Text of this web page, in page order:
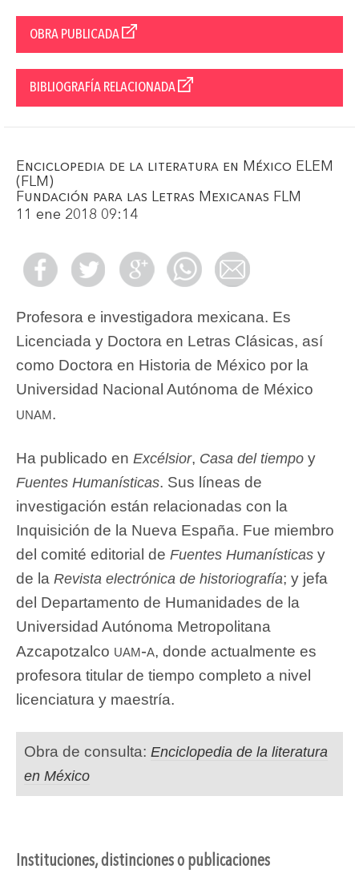
OBRA PUBLICADA
BIBLIOGRAFÍA RELACIONADA
Enciclopedia de la literatura en México ELEM
(FLM)
Fundación para las Letras Mexicanas FLM
11 ene 2018 09:14
Profesora e investigadora mexicana. Es
Licenciada y Doctora en Letras Clásicas, así
como Doctora en Historia de México por la
Universidad Nacional Autónoma de México
unam.
Ha publicado en Excélsior, Casa del tiempo y
Fuentes Humanísticas. Sus líneas de
investigación están relacionadas con la
Inquisición de la Nueva España. Fue miembro
del comité editorial de Fuentes Humanísticas y
de la Revista electrónica de historiografía; y jefa
del Departamento de Humanidades de la
Universidad Autónoma Metropolitana
Azcapotzalco uam-a, donde actualmente es
profesora titular de tiempo completo a nivel
licenciatura y maestría.
Obra de consulta: Enciclopedia de la literatura
en México
Instituciones, distinciones o publicaciones